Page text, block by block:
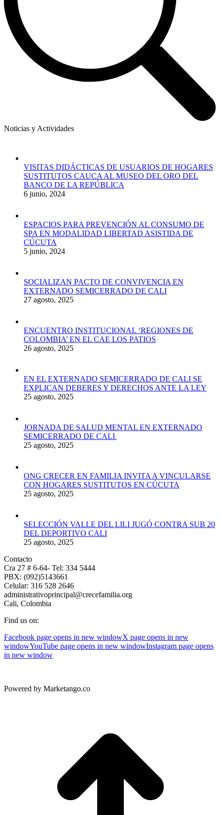
Noticias y Actividades
VISITAS DIDÁCTICAS DE USUARIOS DE HOGARES
SUSTITUTOS CAUCA AL MUSEO DEL ORO DEL
BANCO DE LA REPÚBLICA
6 junio, 2024
ESPACIOS PARA PREVENCIÓN AL CONSUMO DE
SPA EN MODALIDAD LIBERTAD ASISTIDA DE
CÚCUTA
5 junio, 2024
SOCIALIZAN PACTO DE CONVIVENCIA EN
EXTERNADO SEMICERRADO DE CALI
27 agosto, 2025
ENCUENTRO INSTITUCIONAL ‘REGIONES DE
COLOMBIA’ EN EL CAE LOS PATIOS
26 agosto, 2025
EN EL EXTERNADO SEMICERRADO DE CALI SE
EXPLICAN DEBERES Y DERECHOS ANTE LA LEY
25 agosto, 2025
JORNADA DE SALUD MENTAL EN EXTERNADO
SEMICERRADO DE CALI
25 agosto, 2025
ONG CRECER EN FAMILIA INVITA A VINCULARSE
CON HOGARES SUSTITUTOS EN CÚCUTA
25 agosto, 2025
SELECCIÓN VALLE DEL LILI JUGÓ CONTRA SUB 20
DEL DEPORTIVO CALI
25 agosto, 2025
Contacto
Cra 27 # 6-64- Tel: 334 5444
PBX: (092)5143661
Celular: 316 528 2646
administrativoprincipal@crecefamilia.org
Cali, Colombia
Find us on:
Facebook page opens in new windowX page opens in new
windowYouTube page opens in new windowInstagram page opens
in new window
Powered by Marketango.co